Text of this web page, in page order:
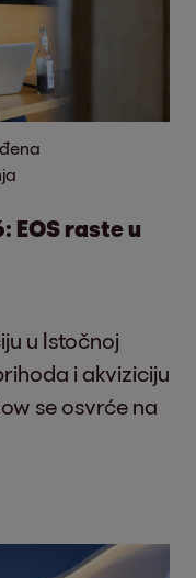
EOS raste u
u Istočnoj
i akviziciju
se osvrće na